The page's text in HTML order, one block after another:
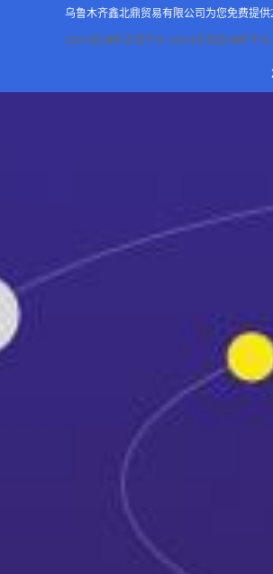
乌鲁木齐鑫北鼎贸易有限公司为您免费提供
2024欧洲杯正规平台-2024正规欧洲杯平台